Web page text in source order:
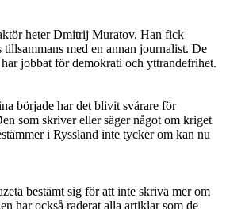
heter Dmitrij Muratov. Han fick
med en annan journalist. De
jobbat för demokrati och yttrandefrihet.
började har det blivit svårare för
som skriver eller säger något om kriget
i Ryssland inte tycker om kan nu
bestämt sig för att inte skriva mer om
har också raderat alla artiklar som de